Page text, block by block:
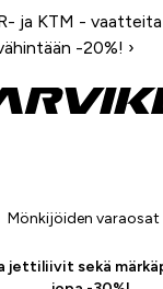
ja KTM -
-20%! ›
Mönkijöiden varaosat
sekä